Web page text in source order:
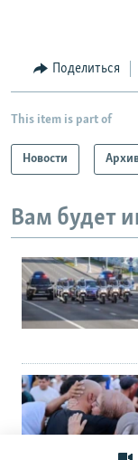
Поделиться
This item is part of
Новости
Вам будет